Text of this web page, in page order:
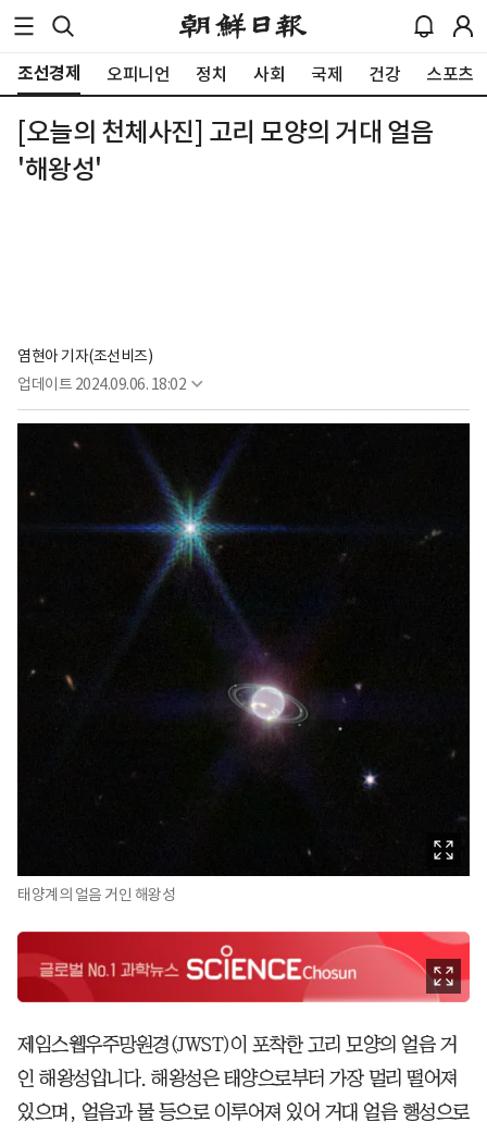
조선경제 오피니언 정치 사회 국제 건강 스포츠
[오늘의 천체사진] 고리 모양의 거대 얼음
'해왕성'
염현아 기자(조선비즈)
업데이트 2024.09.06. 18:02
태양계의 얼음 거인 해왕성
제임스웹우주망원경(JWST)이 포착한 고리 모양의 얼음 거
인 해왕성입니다. 해왕성은 태양으로부터 가장 멀리 떨어져
있으며, 얼음과 물 등으로 이루어져 있어 거대 얼음 행성으로